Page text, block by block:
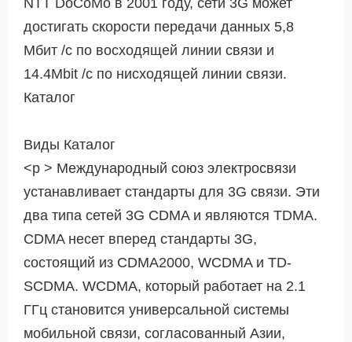
NTT DoCoMo в 2001 году, сети 3G может
достигать скорости передачи данных 5,8
Мбит /с по восходящей линии связи и
14.4Mbit /с по нисходящей линии связи.
Каталог
Виды Каталог
<р > Международный союз электросвязи
устанавливает стандарты для 3G связи. Эти
два типа сетей 3G CDMA и являются TDMA.
CDMA несет вперед стандарты 3G,
состоящий из CDMA2000, WCDMA и TD-
SCDMA. WCDMA, который работает на 2.1
ГГц становится универсальной системы
мобильной связи, согласованный Азии,